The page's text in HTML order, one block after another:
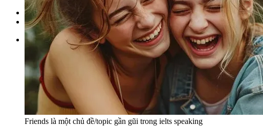
Đặt lịch / Tư vấn
Tìm kiếm:
Friends là một chủ đề/topic gần gũi trong ielts speaking